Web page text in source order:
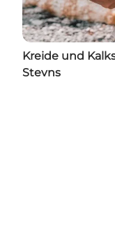
Kreide und
Stevns